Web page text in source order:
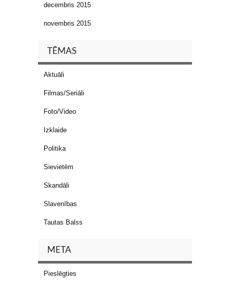
decembris 2015
novembris 2015
TĒMAS
Aktuāli
Filmas/Seriāli
Foto/Video
Izklaide
Politika
Sievietēm
Skandāli
Slavenības
Tautas Balss
META
Pieslēgties